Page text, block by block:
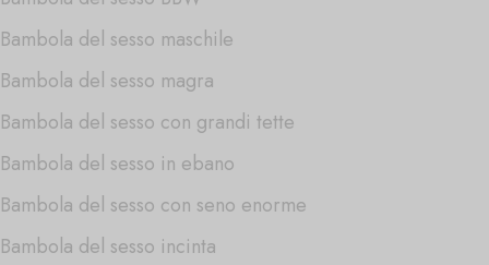
Bambola del sesso maschile
Bambola del sesso magra
Bambola del sesso con grandi tette
Bambola del sesso in ebano
Bambola del sesso con seno enorme
Bambola del sesso incinta